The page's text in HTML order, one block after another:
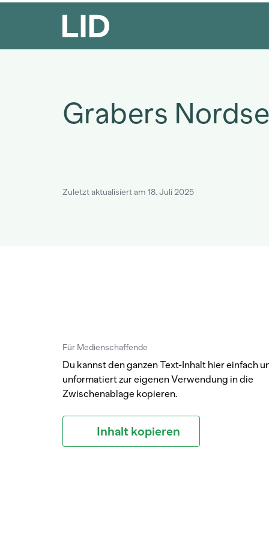
Grabers
Zuletzt aktualisiert am 18. Juli 2025
Für Medienschaffende
Du kannst den ganzen Text-Inhalt hier einfach
unformatiert zur eigenen Verwendung in die
Zwischenablage kopieren.
Inhalt kopieren